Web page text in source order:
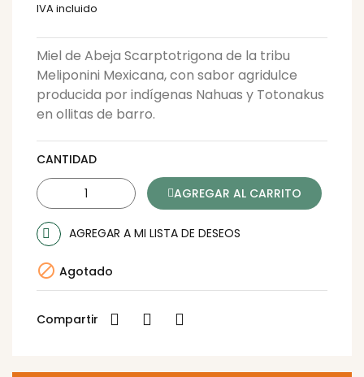
IVA incluido
Miel de Abeja Scarptotrigona de la tribu
Meliponini Mexicana, con sabor agridulce
producida por indígenas Nahuas y Totonakus
en ollitas de barro.
CANTIDAD
AGREGAR AL CARRITO
AGREGAR A MI LISTA DE DESEOS
 Agotado
Compartir